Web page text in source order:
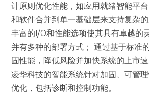
计原则优化性能，如应用就绪智能平
和软件合并到单一基础层来支持复杂的
丰富的I/O和性能选项使其具有卓越的
并有多种的部署方式； 通过基于标准
固性能，降低风险并加快系统的上市速
凌华科技的智能系统针对加固、可管
优化，包括诊断和控制功能。